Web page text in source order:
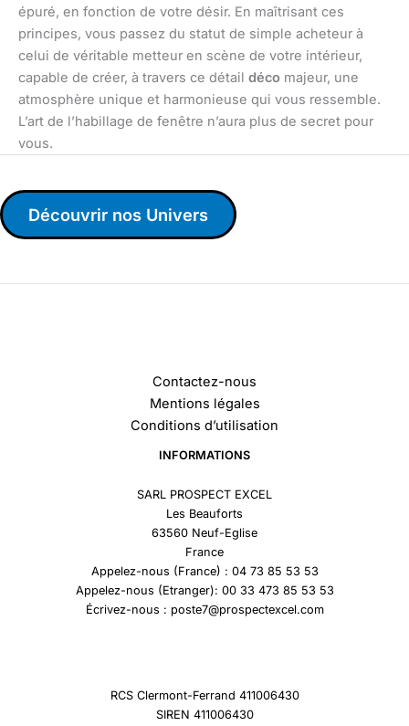
épuré, en fonction de votre désir. En maîtrisant ces
principes, vous passez du statut de simple acheteur à
celui de véritable metteur en scène de votre intérieur,
capable de créer, à travers ce détail déco majeur, une
atmosphère unique et harmonieuse qui vous ressemble.
L’art de l’habillage de fenêtre n’aura plus de secret pour
vous.
Découvrir nos Univers
Contactez-nous
Mentions légales
Conditions d’utilisation
INFORMATIONS
SARL PROSPECT EXCEL
Les Beauforts
63560 Neuf-Eglise
France
Appelez-nous (France) : 04 73 85 53 53
Appelez-nous (Etranger): 00 33 473 85 53 53
Écrivez-nous : poste7@prospectexcel.com
RCS Clermont-Ferrand 411006430
SIREN 411006430